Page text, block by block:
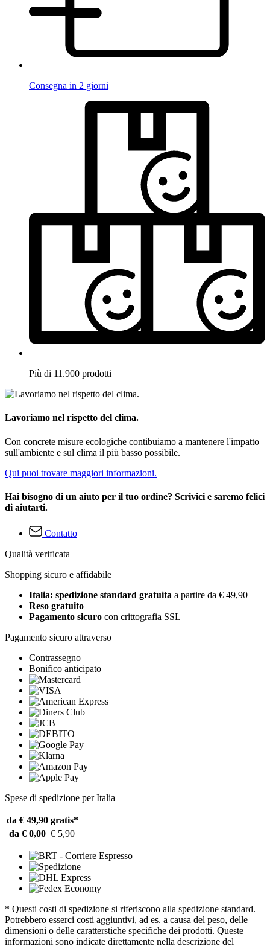
Consegna in 2 giorni
Più di 11.900 prodotti
Lavoriamo nel rispetto del clima.
Con concrete misure ecologiche contibuiamo a mantenere l'impatto
sull'ambiente e sul clima il più basso possibile.
Qui puoi trovare maggiori informazioni.
Hai bisogno di un aiuto per il tuo ordine? Scrivici e saremo felici
di aiutarti.
Contatto
Qualità verificata
Shopping sicuro e affidabile
Italia: spedizione standard gratuita a partire da € 49,90
Reso gratuito
Pagamento sicuro con crittografia SSL
Pagamento sicuro attraverso
Contrassegno
Bonifico anticipato
Spese di spedizione per Italia
da € 49,90 gratis*
da € 0,00 € 5,90
* Questi costi di spedizione si riferiscono alla spedizione standard.
Potrebbero esserci costi aggiuntivi, ad es. a causa del peso, delle
dimensioni o delle caratterstiche specifiche dei prodotti. Queste
informazioni sono indicate direttamente nella descrizione del